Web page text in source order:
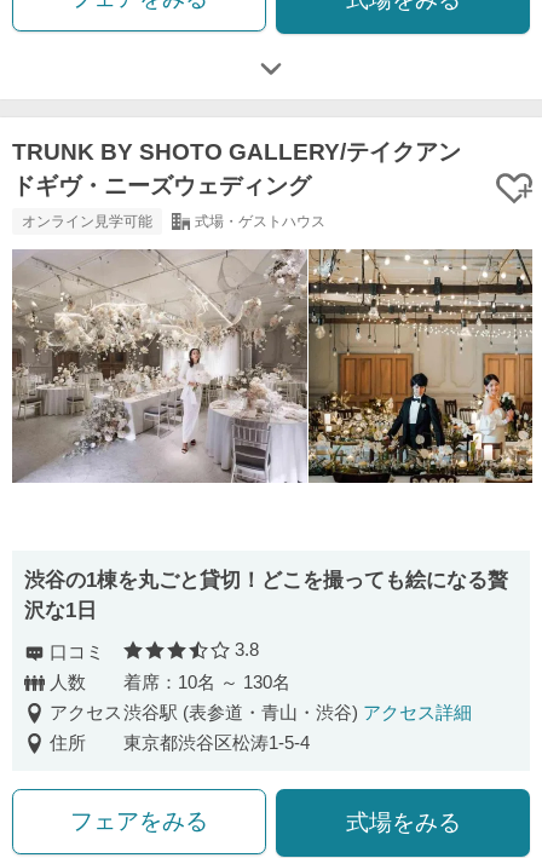
TRUNK BY SHOTO GALLERY/テイクアン
ドギヴ・ニーズウェディング
オンライン見学可能 式場・ゲストハウス
渋⾕の1棟を丸ごと貸切！どこを撮っても絵になる贅
沢な1⽇
口コミ 口コミ評価
3.8
人数
着席：10名 ～ 130名
アクセス渋谷駅 (表参道・青山・渋谷) アクセス詳細
住所
東京都渋谷区松涛1-5-4
フェアをみる 式場をみる